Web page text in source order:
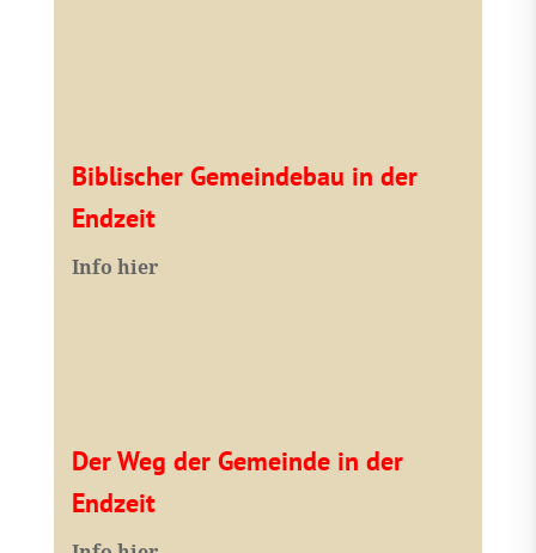
Biblischer Gemeindebau in der
Endzeit
Info hier
Der Weg der Gemeinde in der
Endzeit